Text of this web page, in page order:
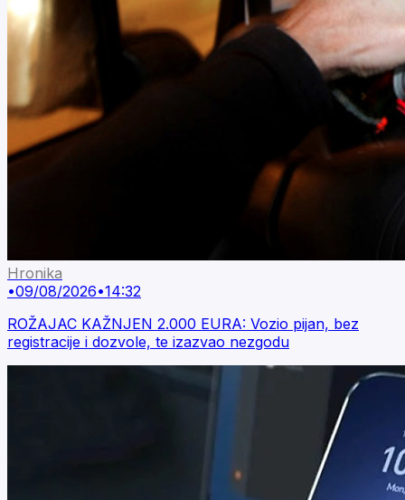
Hronika
•09/08/2026•14:32
ROŽAJAC KAŽNJEN 2.000 EURA: Vozio pijan, bez
registracije i dozvole, te izazvao nezgodu